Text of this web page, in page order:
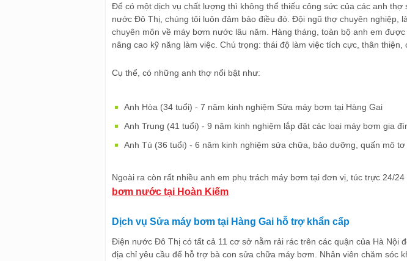
Để có một dịch vụ chất lượng thì không thể thiếu công sức của các anh thợ
nước Đô Thị, chúng tôi luôn đảm bảo điều đó. Đội ngũ thợ chuyên nghiệp,
chuyên môn về máy bơm nước lâu năm. Hàng tháng, toàn bộ anh em được
nâng cao kỹ năng làm việc. Chú trọng: thái độ làm việc tích cực, thân thiện,
Cụ thể, có những anh thợ nổi bật như:
Anh Hòa (34 tuổi) - 7 năm kinh nghiệm Sửa máy bơm tại Hàng Gai
Anh Trung (41 tuổi) - 9 năm kinh nghiệm lắp đặt các loại máy bơm gia
Anh Tú (36 tuổi) - 6 năm kinh nghiệm sửa chữa, bảo dưỡng, quấn mô
Ngoài ra còn rất nhiều anh em phụ trách máy bơm tại đơn vị, túc trực 24/
bơm nước tại Hoàn Kiếm
Dịch vụ Sửa máy bơm tại Hàng Gai hỗ trợ khẩn cấp
Điện nước Đô Thị có tất cả 11 cơ sở nằm rải rác trên các quận của Hà Nội
địa chỉ yêu cầu để hỗ trợ bà con sửa chữa máy bơm. Nhân viên chăm sóc